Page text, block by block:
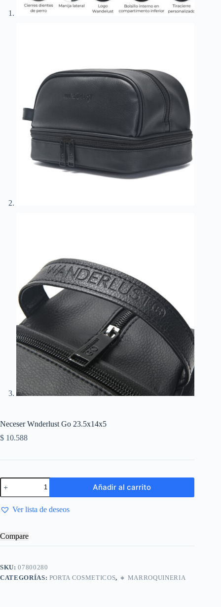
Neceser Wnderlust Go 23.5x14x5
$ 10.588
Añadir al carrito
Ver lista de deseos
Compare
SKU:07800280
CATEGORÍAS: PORTA COSMETICOS, 🔸​ MARROQUINERIA